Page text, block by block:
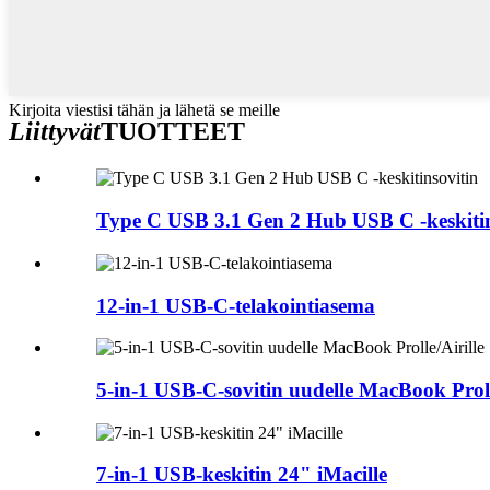
Kirjoita viestisi tähän ja lähetä se meille
LiittyvätTUOTTEET
Type C USB 3.1 Gen 2 Hub USB C -
12-in-1 USB-C-telakointiasema
5-in-1 USB-C-sovitin uudelle MacBook
7-in-1 USB-keskitin 24" iMacille